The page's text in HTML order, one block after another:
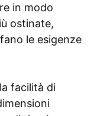
in modo
ostinate,
le esigenze
facilità di